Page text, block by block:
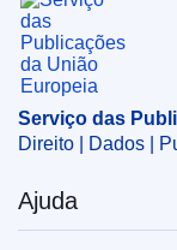
Serviço das
Direito | Dados |
Ajuda